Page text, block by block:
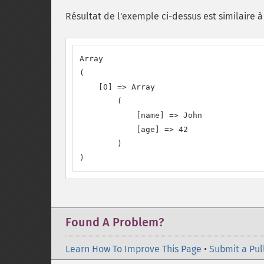
Résultat de l'exemple ci-dessus est similaire à
Array
(
    [0] => Array
        (
            [name] => John
            [age] => 42
        )
)
Found A Problem?
Learn How To Improve This Page • Submit a